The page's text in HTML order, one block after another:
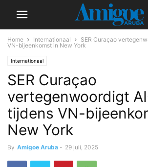
Home Internationaal
SER Curaçao
VN-bijeenkomst in New York
Internationaal
SER Curaçao
vertegenwoordigt
tijdens VN-
New York
By Amigoe Aruba - 29 juli, 2025